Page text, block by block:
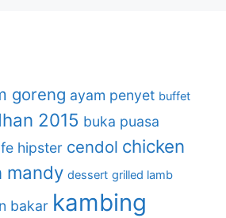
goreng ayam penyet buffet
2015 buka puasa
hipster cendol chicken
mandy dessert grilled lamb
bakar kambing